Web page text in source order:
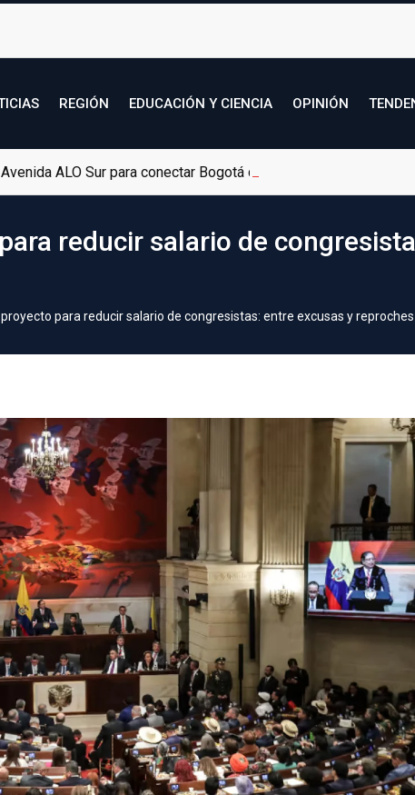
REGIÓN EDUCACIÓN Y CIENCIA OPINIÓN
ALO Sur para conectar Bogotá con Soacha
reducir salario de
para reducir salario de congresistas: entre excusas y reproches